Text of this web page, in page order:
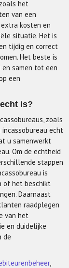
het
van een
kosten en
situatie. Het is
tijdig en correct
Het beste is
samen tot een
een
is?
zoals
incassobureau echt
u samenwerkt
Om de echtheid
stappen
is
of het beschikt
Daarnaast
raadplegen
van het
en duidelijke
de
,